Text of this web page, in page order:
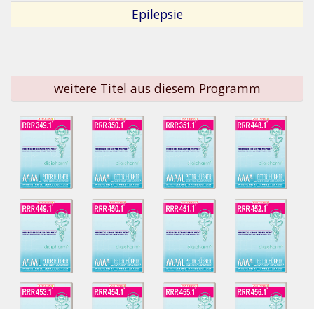
Epilepsie
weitere Titel aus diesem Programm